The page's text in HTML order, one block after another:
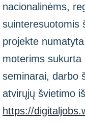
nacionalinėms,
suinteresuotomis
projekte
moterims sukurta
seminarai, darbo
atvirųjų švietimo
https://